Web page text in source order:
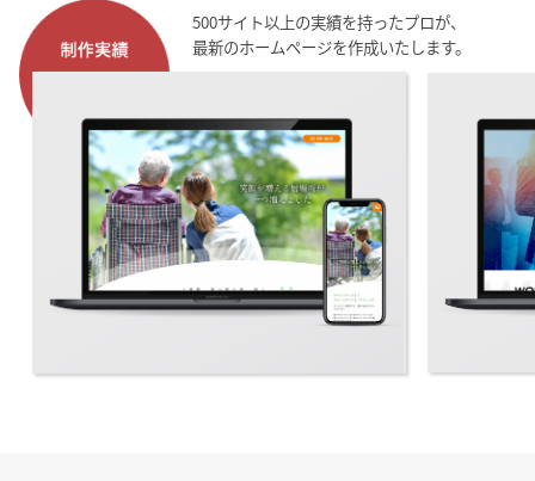
500サイト以上の実績を持ったプロが、
最新のホームページを作成いたします。